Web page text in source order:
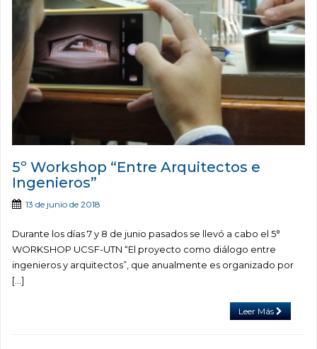
5º Workshop “Entre Arquitectos e
Ingenieros”
13 de junio de 2018
Durante los días 7 y 8 de junio pasados se llevó a cabo el 5°
WORKSHOP UCSF-UTN “El proyecto como diálogo entre
ingenieros y arquitectos”, que anualmente es organizado por
[…]
Leer Más